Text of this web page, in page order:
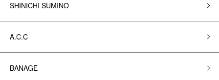
SHINICHI SUMINO
A.C.C
BANAGE